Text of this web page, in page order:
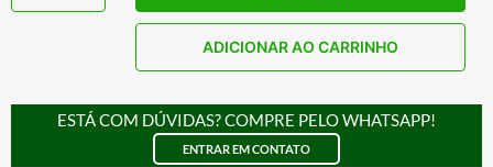
ADICIONAR AO CARRINHO
ESTÁ COM DÚVIDAS? COMPRE PELO WHATSAPP!
ENTRAR EM CONTATO